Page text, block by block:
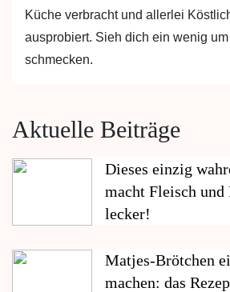
Küche verbracht und allerlei
ausprobiert. Sieh dich ein wenig
schmecken.
Aktuelle Beiträge
Dieses einzig
macht Fleisch
lecker!
Matjes-Brötchen
machen: das